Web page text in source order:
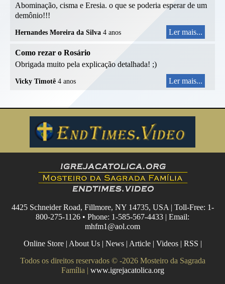
Abominação, cisma e Eresia. o que se poderia esperar de um
demônio!!!
Hernandes Moreira da Silva 4 anos Ler mais...
Como rezar o Rosário
Obrigada muito pela explicação detalhada! ;)
Vicky Timotê 4 anos Ler mais...
4425 Schneider Road, Fillmore, NY 14735, USA | Toll-Free: 1-
800-275-1126 • Phone: 1-585-567-4433 | Email:
mhfm1@aol.com
Online Store| About Us| News| Article| Videos| RSS |
Todos os direitos reservados © -2026 Mosteiro da Sagrada
Família | www.igrejacatolica.org